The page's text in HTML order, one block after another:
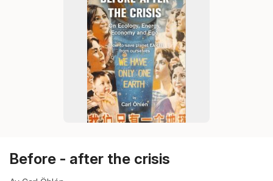
Before - after the crisis